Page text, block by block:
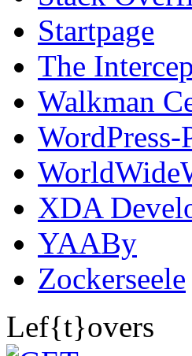
Startpage
The
Walkman
WordPress-
XDA
YAABy
Zockerseele
Lef{t}overs